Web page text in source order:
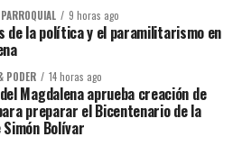
9 horas ago
de la política y el paramilitarismo en
PODER 14 horas ago
Magdalena aprueba creación de
preparar el Bicentenario de la
Bolívar